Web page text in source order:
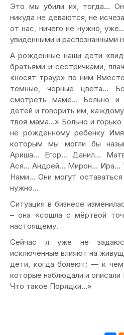
Это мы убили их, тогда…
никуда не деваются, не
от нас, ничего не нужно,
увиденными и распознанными
А рожденные наши дети
братьями и сестричками,
«носят траур» по ним
темные, черные цвета…
смотреть маме… Больно и
детей и говорить им,
твоя мама…» Больно и
не рожденному ребенку
которым мы могли бы
Ариша… Егор… Данил…
Ася… Андрей… Мирон… Ира…
Нами… Они могут
нужно…
Ситуация в бизнесе
– она «сошла с мёртвой
настоящему.
Сейчас я уже не
исключенные влияют на
дети, когда болеют; — к
которые наблюдали и
Что такое Порядки…»